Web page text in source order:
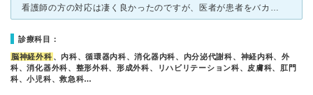
看護師の方の対応は凄く良かったのですが、医者が患者をバカにしたような態度で、診察も何もせずに（私の年齢が）若いので問題ないでしょうと鼻で笑われました。 問診票を一切見ず、一から話をさせられ、痛みを伝
診療科目：
脳神経外科 、内科、循環器内科、消化器内科、内分泌代謝科、神経内科、外
科、消化器外科、整形外科、形成外科、リハビリテーション科、皮膚科、肛門
科、小児科、救急科…